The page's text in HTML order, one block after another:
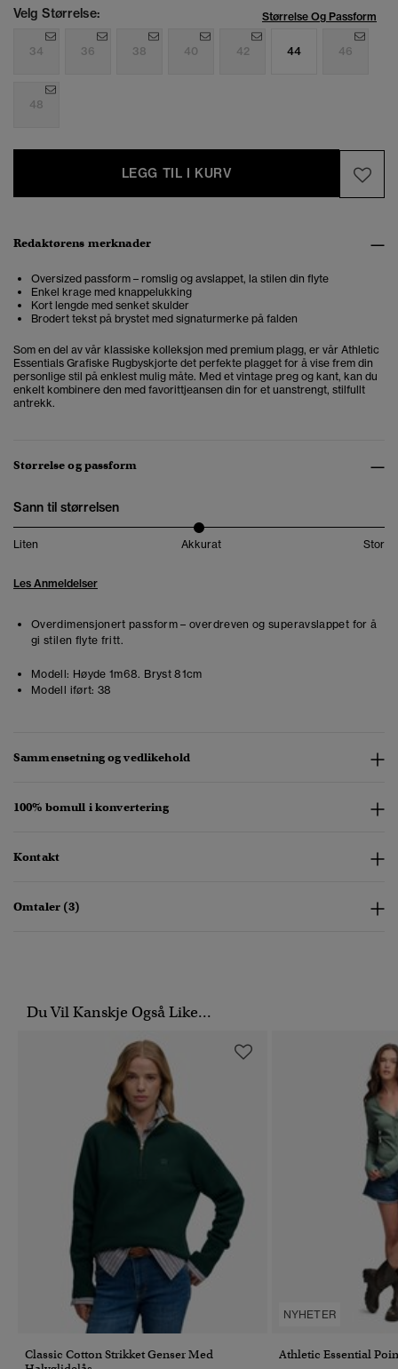
Velg Størrelse: Størrelse Og Passform
34 36 38 40 42 44 46
48
LEGG TIL I KURV
Redaktørens merknader
Oversized passform – romslig og avslappet, la stilen din flyte
Enkel krage med knappelukking
Kort lengde med senket skulder
Brodert tekst på brystet med signaturmerke på falden
Som en del av vår klassiske kolleksjon med premium plagg, er vår Athletic
Essentials Grafiske Rugbyskjorte det perfekte plagget for å vise frem din
personlige stil på enklest mulig måte. Med et vintage preg og kant, kan du
enkelt kombinere den med favorittjeansen din for et uanstrengt, stilfullt
antrekk.
Størrelse og passform
Sann til størrelsen
Liten Akkurat Stor
Les Anmeldelser
Overdimensjonert passform – overdreven og superavslappet for å
gi stilen flyte fritt.
Modell: Høyde 1m68. Bryst 81cm
Modell iført: 38
Sammensetning og vedlikehold
100% bomull i konvertering
Kontakt
Omtaler (3)
Du Vil Kanskje Også Like...
Classic Cotton Strikket Genser Med
NYHETER
Athletic Essential